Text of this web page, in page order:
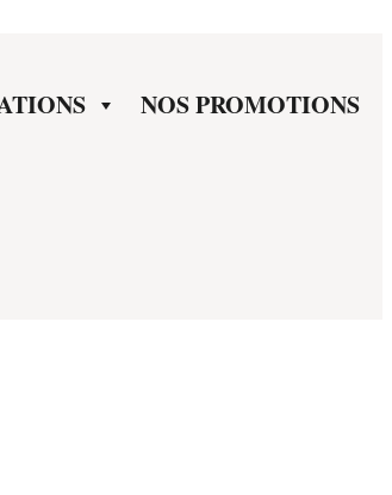
NOS PROMOTIONS